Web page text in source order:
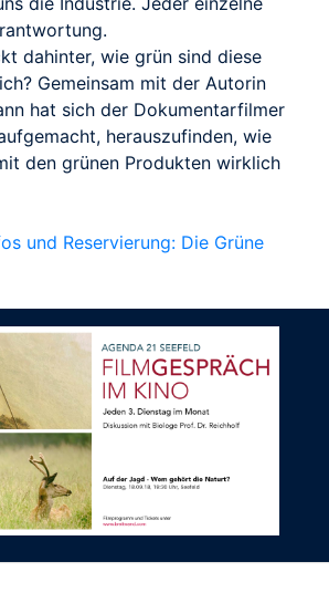
dahinter, wie grün sind diese
Gemeinsam mit der Autorin
hat sich der Dokumentarfilmer
herauszufinden, wie
den grünen Produkten wirklich
und Reservierung: Die Grüne